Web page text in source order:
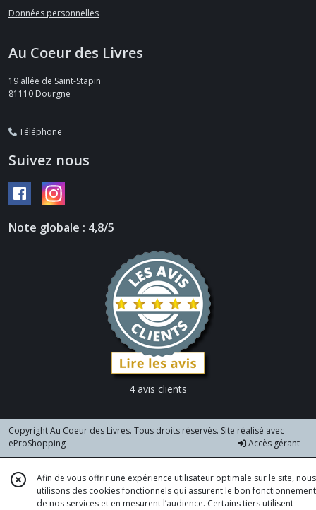
Données personnelles
Au Coeur des Livres
19 allée de Saint-Stapin
81110 Dourgne
Téléphone
Suivez nous
Note globale : 4,8/5
4 avis clients
Copyright Au Coeur des Livres. Tous droits réservés. Site réalisé avec
eProShopping
Accès gérant
Afin de vous offrir une expérience utilisateur optimale sur le site, nous
utilisons des cookies fonctionnels qui assurent le bon fonctionnement
de nos services et en mesurent l’audience. Certains tiers utilisent